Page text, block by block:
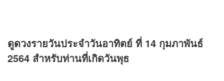
ดูดวงรายวันประจำวันอาทิตย์ ที่ 14 กุมภาพันธ์
2564 สำหรับท่านที่เกิดวันพุธ